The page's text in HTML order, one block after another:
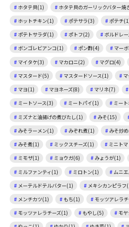
ホタテ貝(1)
ホタテ貝のガーリックバター焼
ホットチキン(1)
ポテサラ(3) ポテチ
ポテトサラダ(1)
ポトフ(2) ボルドレ
ボンゴレビアンコ(1)
ポン酢(4) マー
マイタケ(3)
マカロニ(2) マグロ(4)
マスタード(5)
マスタードソース(1)
マヨ(1)
マヨネーズ(8) マリネ(7)
ミートソース(3)
ミートパイ(1) ミー
ミズナと油揚げの煮びたし(1)
みそ(15)
みそラーメン(1)
みぞれ煮(1) みそ炒
みそ煮(1)
ミックスチーズ(1) ミニト
ミモザ(1)
ミョウガ(6) みょうが(1)
ミルファンティ(1)
ミロトン(1)
ムニ
メーテルドテルバター(1)
メキシカンピラフ
メンチカツ(1)
もち(1)
モッツアレラ
モッツァレラチーズ(1)
もやし(5) モ